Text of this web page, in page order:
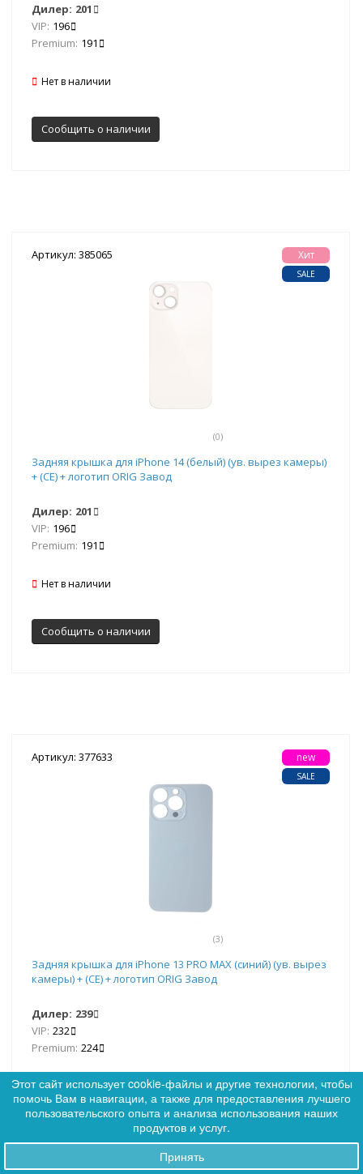
0
Дилер: 201
VIP: 196
Premium: 191
Нет в наличии
Сообщить о наличии
Артикул: 385065
(0)
Хит
SALE
Задняя крышка для iPhone 14 (белый) (ув. вырез камеры)
+ (СЕ) + логотип ORIG Завод
Дилер: 201
VIP: 196
Premium: 191
Нет в наличии
Сообщить о наличии
Артикул: 377633
(3)
new
SALE
Задняя крышка для iPhone 13 PRO MAX (синий) (ув. вырез
камеры) + (СЕ) + логотип ORIG Завод
Дилер: 239
VIP: 232
Premium: 224
Нет в наличии
Сообщить о наличии
Этот сайт использует cookie-файлы и другие технологии, чтобы
помочь Вам в навигации, а также для предоставления лучшего
пользовательского опыта и анализа использования наших
продуктов и услуг.
Принять